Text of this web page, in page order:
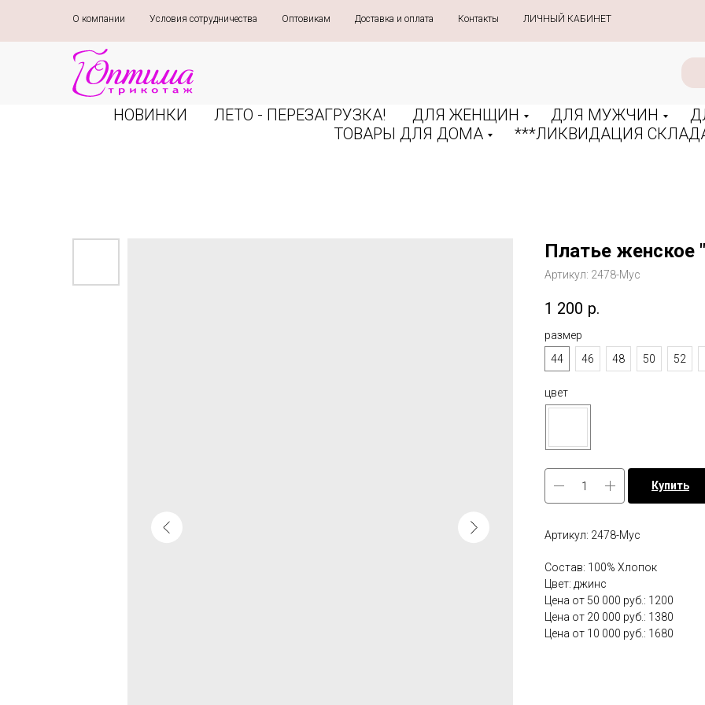
О компании Условия сотрудничества Оптовикам Доставка и оплата Контакты ЛИЧНЫЙ КАБИНЕТ
НОВИНКИ ЛЕТО - ПЕРЕЗАГРУЗКА! ДЛЯ ЖЕНЩИН ДЛЯ МУЖЧИН
ТОВАРЫ ДЛЯ ДОМА
***ЛИКВИДАЦИЯ
Платье женское
Артикул: 2478-Мус
1 200 р.
размер
44
46 48 50 52
цвет
Купить
Артикул: 2478-Мус
Состав: 100% Хлопок
Цвет: джинс
Цена от 50 000 руб.: 1200
Цена от 20 000 руб.: 1380
Цена от 10 000 руб.: 1680